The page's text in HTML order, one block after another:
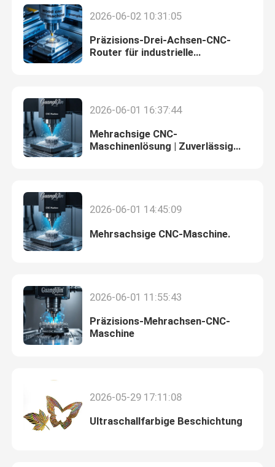
Fälle
Blog
Angebot anfordern
CNC-Schnitzmaschine für Schmuck
Industrielle CNC-Maschine
2026-06-02 10:31:05
Präzisions-Drei-Achsen-CNC-
Router für industrielle
2026-06-01 16:37:44
Mehrachsige CNC-
Maschinenlösung | Zuverlässig
2026-06-01 14:45:09
Mehrsachsige CNC-Maschine.
2026-06-01 11:55:43
Präzisions-Mehrachsen-CNC-
Maschine
2026-05-29 17:11:08
Ultraschallfarbige Beschichtung